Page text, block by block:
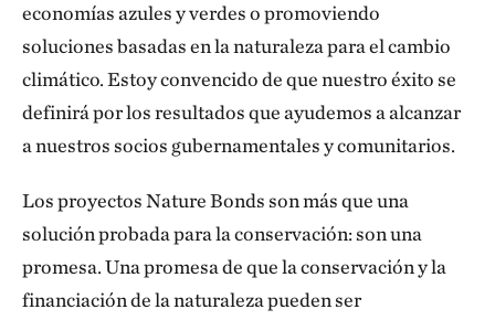
economías azules y verdes o promoviendo
soluciones basadas en la naturaleza para el cambio
climático. Estoy convencido de que nuestro éxito se
definirá por los resultados que ayudemos a alcanzar
a nuestros socios gubernamentales y comunitarios.
Los proyectos Nature Bonds son más que una
solución probada para la conservación: son una
promesa. Una promesa de que la conservación y la
financiación de la naturaleza pueden ser